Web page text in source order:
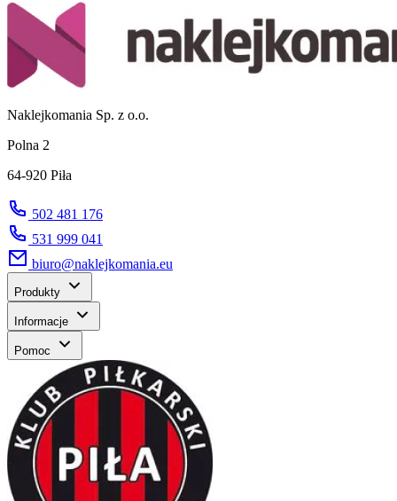
Naklejkomania Sp. z o.o.
Polna 2
64-920 Piła
502 481 176
531 999 041
biuro@naklejkomania.eu
Produkty
Informacje
Pomoc